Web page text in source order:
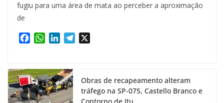
fugiu para uma área de mata ao perceber a aproximação
de
e
b
o
W
t
s
A
k
e
d
Obras de recapeamento alteram
tráfego na SP-075, Castello Branco e